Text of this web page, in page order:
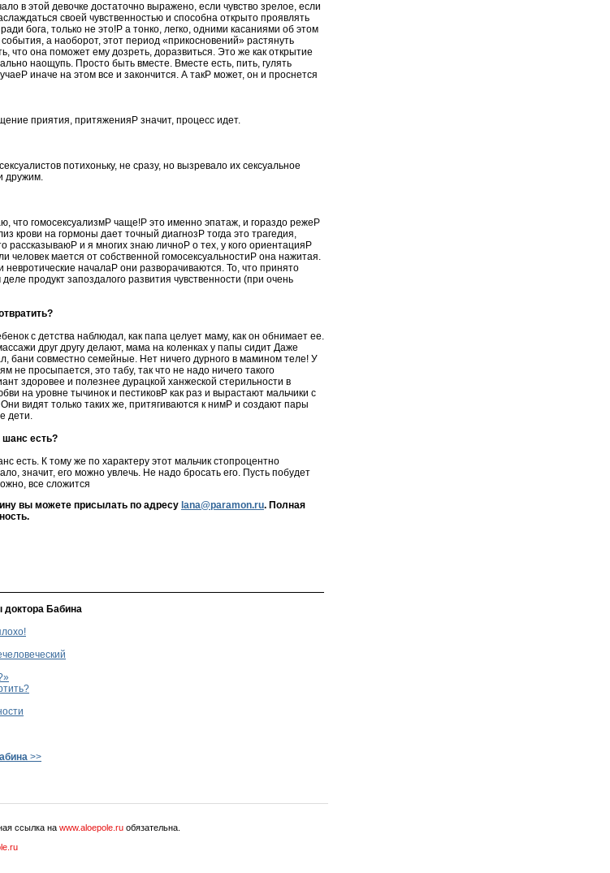
в этой девочке достаточно выражено, если чувство зрелое, если
своей чувственностью и способна открыто проявлять
бога, только не это!P а тонко, легко, одними касаниями об этом
а наоборот, этот период «прикосновений» растянуть
что она поможет ему дозреть, доразвиться. Это же как открытие
наощупь. Просто быть вместе. Вместе есть, пить, гулять
иначе на этом все и закончится. А такP может, он и проснется
приятия, притяженияP значит, процесс идет.
потихоньку, не сразу, но вызревало их сексуальное
дружим.
что гомосексуализмP чаще!P это именно эпатаж, и гораздо режеP
крови на гормоны дает точный диагнозP тогда это трагедия,
и я многих знаю личноP о тех, у кого ориентацияP
человек мается от собственной гомосексуальностиP она нажитая.
невротические началаP они разворачиваются. То, что принято
продукт запоздалого развития чувственности (при очень
с детства наблюдал, как папа целует маму, как он обнимает ее.
друг другу делают, мама на коленках у папы сидит Даже
бани совместно семейные. Нет ничего дурного в мамином теле! У
не просыпается, это табу, так что не надо ничего такого
здоровее и полезнее дурацкой ханжеской стерильности в
на уровне тычинок и пестиковP как раз и вырастают мальчики с
видят только таких же, притягиваются к нимP и создают пары
дети.
есть?
есть. К тому же по характеру этот мальчик стопроцентно
значит, его можно увлечь. Не надо бросать его. Пусть побудет
все сложится
вы можете присылать по адресу lana@paramon.ru. Полная
доктора Бабина
>>
ссылка на www.aloepole.ru обязательна.